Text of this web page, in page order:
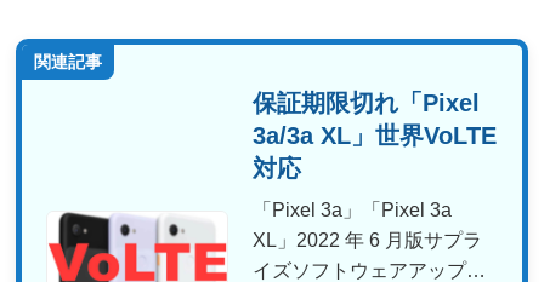
関連記事
保証期限切れ「Pixel
3a/3a XL」世界VoLTE
対応
「Pixel 3a」「Pixel 3a
XL」2022 年 6 月版サプラ
イズソフトウェアアップデ